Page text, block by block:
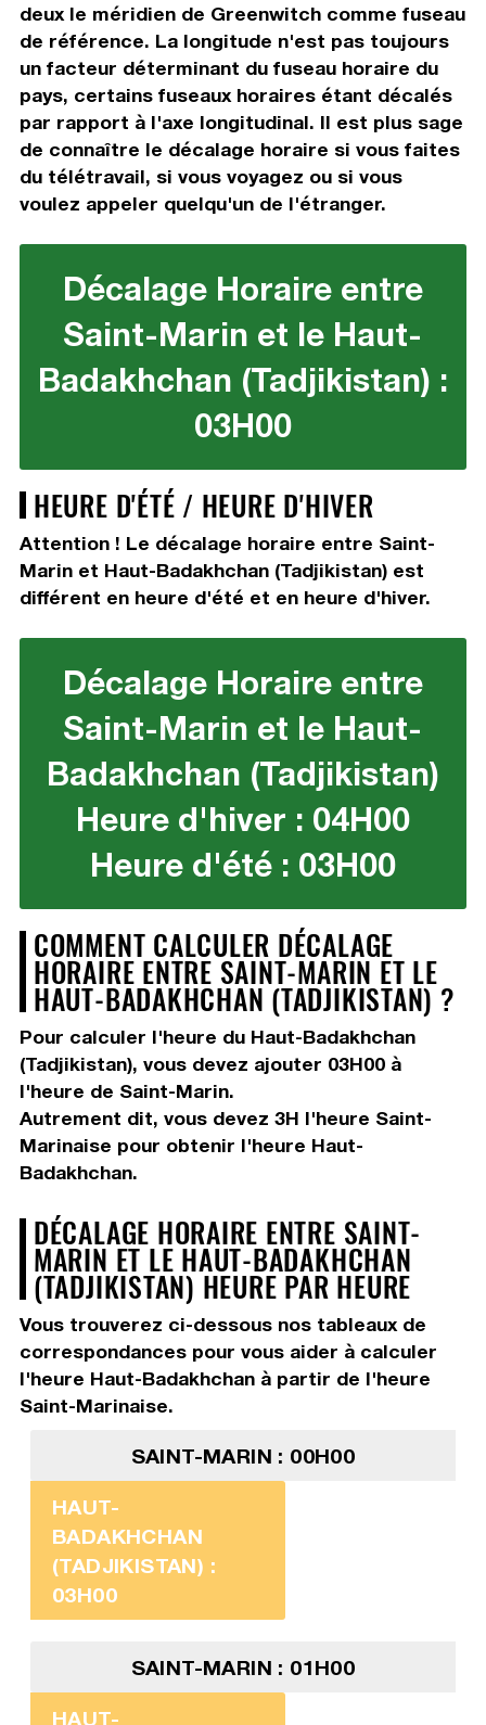
deux le méridien de Greenwitch comme fuseau
de référence. La longitude n'est pas toujours
un facteur déterminant du fuseau horaire du
pays, certains fuseaux horaires étant décalés
par rapport à l'axe longitudinal. Il est plus sage
de connaître le décalage horaire si vous faites
du télétravail, si vous voyagez ou si vous
voulez appeler quelqu'un de l'étranger.
Décalage Horaire entre
Saint-Marin et le Haut-
Badakhchan (Tadjikistan) :
03H00
HEURE D'ÉTÉ / HEURE D'HIVER
Attention ! Le décalage horaire entre Saint-
Marin et Haut-Badakhchan (Tadjikistan) est
différent en heure d'été et en heure d'hiver.
Décalage Horaire entre
Saint-Marin et le Haut-
Badakhchan (Tadjikistan)
Heure d'hiver : 04H00
Heure d'été : 03H00
COMMENT CALCULER DÉCALAGE
HORAIRE ENTRE SAINT-MARIN ET LE
HAUT-BADAKHCHAN (TADJIKISTAN) ?
Pour calculer l'heure du Haut-Badakhchan
(Tadjikistan), vous devez ajouter 03H00à
l'heure de Saint-Marin.
Autrement dit, vous devez 3H l'heure Saint-
Marinaise pour obtenir l'heure Haut-
Badakhchan.
DÉCALAGE HORAIRE ENTRE SAINT-
MARIN ET LE HAUT-BADAKHCHAN
(TADJIKISTAN) HEURE PAR HEURE
Vous trouverez ci-dessous nos tableaux de
correspondances pour vous aider à calculer
l'heure Haut-Badakhchan à partir de l'heure
Saint-Marinaise.
SAINT-MARIN : 00H00
HAUT-
BADAKHCHAN
(TADJIKISTAN) :
03H00
SAINT-MARIN : 01H00
HAUT-